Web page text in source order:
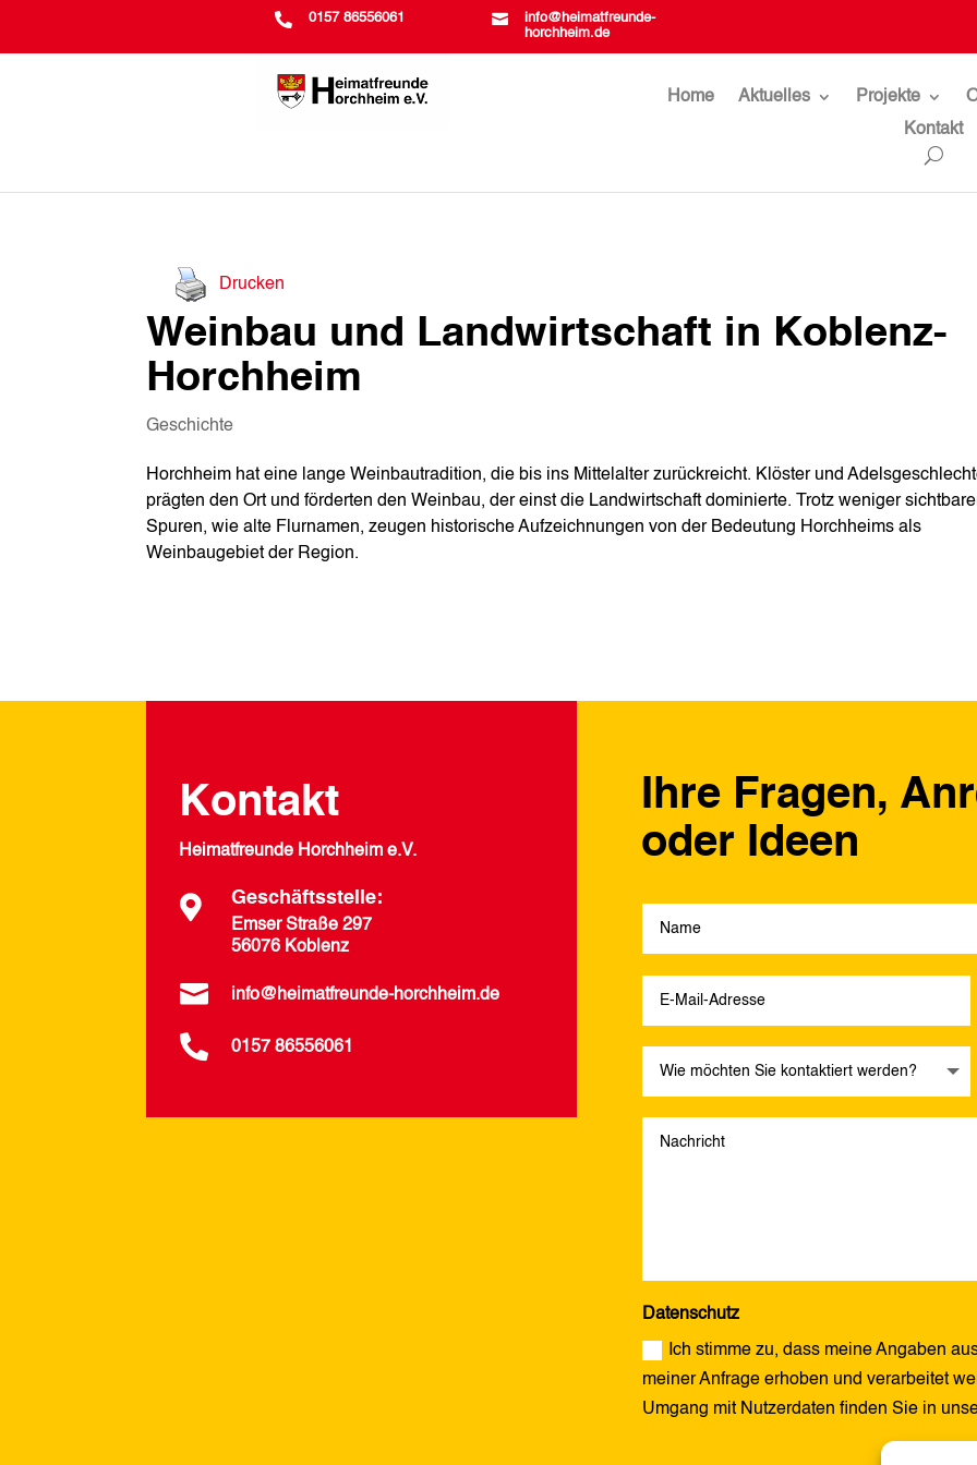
 0157 86556061 
info@heimatfreunde-
horchheim.de
Home Aktuelles Projekte
Kontakt
Drucken
Weinbau und Landwirtschaft in Koblenz-
Horchheim
Geschichte
Horchheim hat eine lange Weinbautradition, die bis ins Mittelalter zurückreicht. Klöster und
prägten den Ort und förderten den Weinbau, der einst die Landwirtschaft dominierte. Trotz weniger
Spuren, wie alte Flurnamen, zeugen historische Aufzeichnungen von der Bedeutung Horchheims als
Weinbaugebiet der Region.
Kontakt
Heimatfreunde Horchheim e.V.
 Geschäftsstelle:
Emser Straße 297
56076 Koblenz
 info@heimatfreunde-horchheim.de
 0157 86556061
Ihre Fragen,
oder Ideen
Datenschutz
Ich stimme zu, dass meine Angaben
meiner Anfrage erhoben und verarbeitet
Umgang mit Nutzerdaten finden Sie in